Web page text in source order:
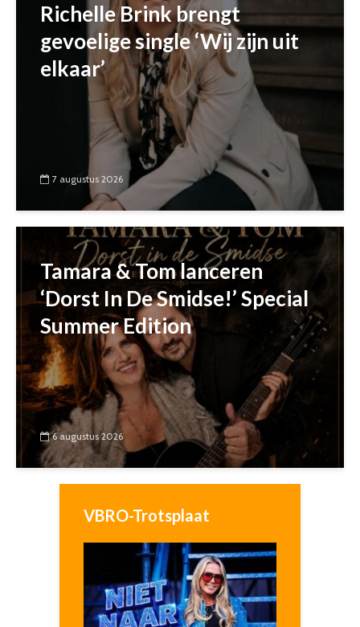
Richelle Brink brengt
gevoelige single ‘Wij zijn uit
elkaar’
7 augustus 2026
Tamara & Tom lanceren
‘Dorst In De Smidse!’ Special
Summer Edition
6 augustus 2026
VBRO-Trotsplaat